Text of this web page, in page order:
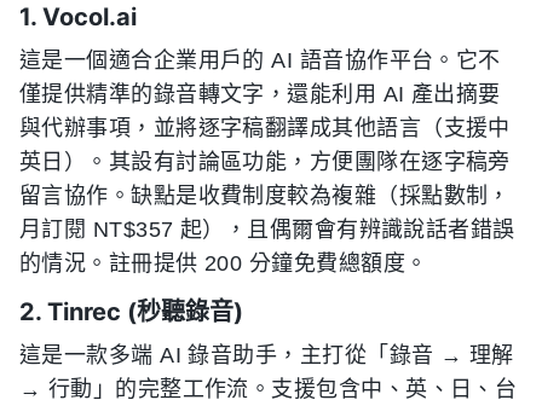
1. Vocol.ai
這是一個適合企業用戶的 AI 語音協作平台。它不
僅提供精準的錄音轉文字，還能利用 AI 產出摘要
與代辦事項，並將逐字稿翻譯成其他語言（支援中
英日）。其設有討論區功能，方便團隊在逐字稿旁
留言協作。缺點是收費制度較為複雜（採點數制，
月訂閱 NT$357 起），且偶爾會有辨識說話者錯誤
的情況。註冊提供 200 分鐘免費總額度。
2. Tinrec (秒聽錄音)
這是一款多端 AI 錄音助手，主打從「錄音 → 理解
→ 行動」的完整工作流。支援包含中、英、日、台